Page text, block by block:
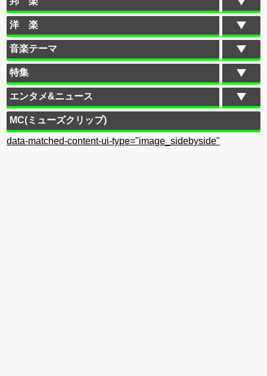
洋 楽
音楽テーマ
特集
エンタメ&ニュース
MC(ミューズクリップ)
data-matched-content-ui-type="image_sidebyside"